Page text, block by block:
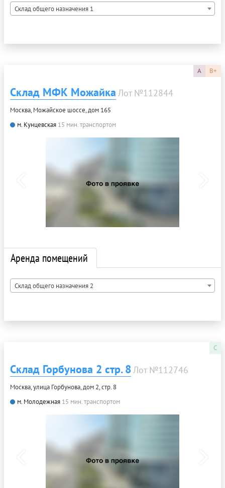
Склад общего назначения 1
A B+
Склад МФК Можайка Лот №112844
Москва, Можайское шоссе, дом 165
м. Кунцевская 15 мин. транспортом
Аренда помещений
Склад общего назначения 2
C
Склад Горбунова 2 стр. 8Лот №112746
Москва, улица Горбунова, дом 2, стр. 8
м. Молодежная 15 мин. транспортом